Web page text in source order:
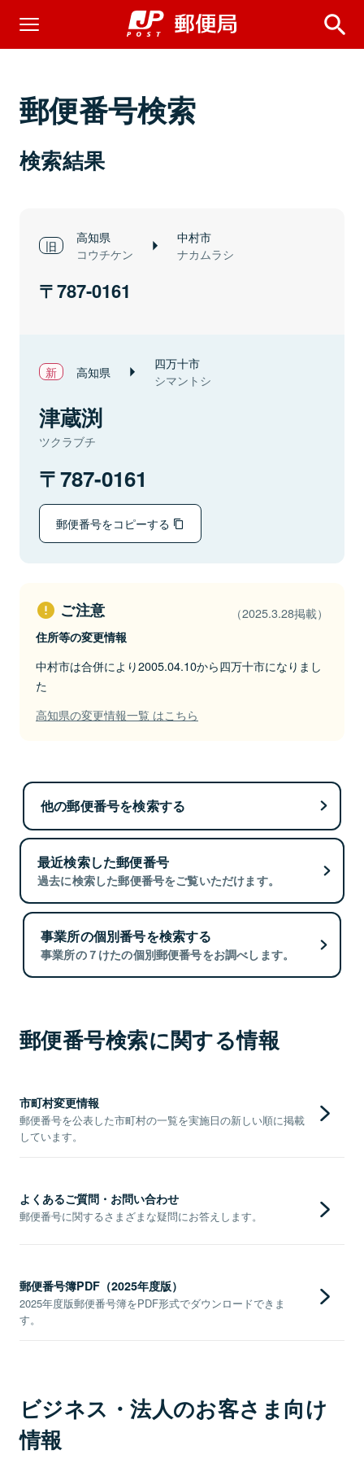
郵便番号検索
検索結果
高知県
コウチケン
中村市
ナカムラシ
787-0161
高知県 四万十市
シマントシ
津蔵渕
ツクラブチ
787-0161
郵便番号をコピーする
ご注意 （2025.3.28掲載）
住所等の変更情報
中村市は合併により2005.04.10から四万十市になりまし
た
高知県の変更情報一覧 はこちら
他の郵便番号を検索する
最近検索した郵便番号
過去に検索した郵便番号をご覧いただけます。
事業所の個別番号を検索する
事業所の７けたの個別郵便番号をお調べします。
郵便番号検索に関する情報
市町村変更情報
郵便番号を公表した市町村の一覧を実施日の新しい順に掲載
しています。
よくあるご質問・お問い合わせ
郵便番号に関するさまざまな疑問にお答えします。
郵便番号簿PDF（2025年度版）
2025年度版郵便番号簿をPDF形式でダウンロードできま
す。
ビジネス・法人のお客さま向け
情報